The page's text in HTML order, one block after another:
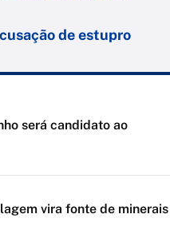
de estupro
será candidato ao
vira fonte de minerais